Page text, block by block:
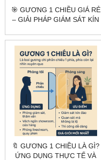
🎯 GƯƠNG 1 CHIỀU GIÁ RẺ
– GIẢI PHÁP GIÁM SÁT KÍN
🔖 GƯƠNG 1 CHIỀU LÀ GÌ?
ỨNG DỤNG THỰC TẾ VÀ